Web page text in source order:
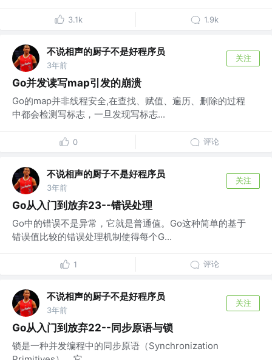
3.1k 1.9k
不说相声的厨子不是好程序员
3年前
关注
Go并发读写map引发的崩溃
Go的map并非线程安全,在查找、赋值、遍历、删除的过程
中都会检测写标志，一旦发现写标志...
0 评论
不说相声的厨子不是好程序员
3年前
关注
Go从入门到放弃23--错误处理
Go中的错误不是异常，它就是普通值。Go这种简单的基于
错误值比较的错误处理机制使得每个G...
1 评论
不说相声的厨子不是好程序员
3年前
关注
Go从入门到放弃22--同步原语与锁
锁是一种并发编程中的同步原语（Synchronization